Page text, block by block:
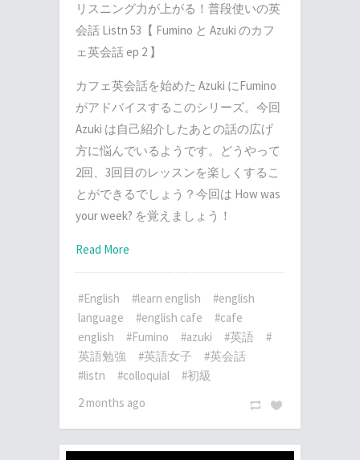
リスニング力が上がる！普段使いの英
会話 Listn 53【 Fumino と Azuki のカフ
ェ英会話 ep 2 】
カフェ英会話を始めた Azuki にFumino
がアドバイスするこのシリーズ。今回
Azuki は自己紹介したあとの話の広げ
方に悩んでいるようです。どうやって
2回、3回目のレッスンを楽しくするこ
とができるでしょう？今回は How was
your week? を覚えましょう！
Read More
#English #learn english
#english
language
#english cafe
#cafe
english
#Fumino #azuki #英語
#
英語勉強
#英語女子
#英会話
#listn
#colloquial
#初級
2 months ago